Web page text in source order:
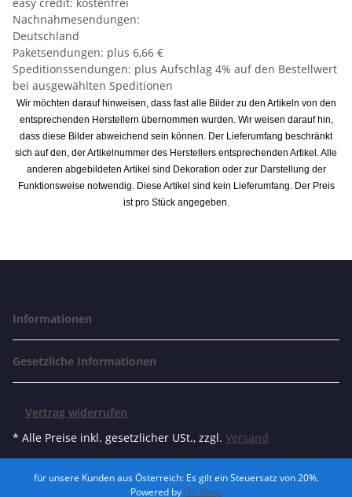
Nachnahmesendungen:
Deutschland
Paketsendungen: plus 6,66 €
Speditionssendungen: plus Aufschlag 4% auf den Bestellwert
bei ausgewählten Speditionen
Wir möchten darauf hinweisen, dass fast alle Bilder zu den Artikeln von den
entsprechenden Herstellern übernommen wurden. Wir weisen darauf hin,
dass diese Bilder abweichend sein können. Der Lieferumfang beschränkt
sich auf den, der Artikelnummer des Herstellers entsprechenden Artikel. Alle
anderen abgebildeten Artikel sind Dekoration oder zur Darstellung der
Funktionsweise notwendig. Diese Artikel sind kein Lieferumfang. Der Preis
ist pro Stück angegeben.
Informationen
Gesetzliche Informationen
Vertrag widerrufen
* Alle Preise inkl. gesetzlicher USt., zzgl. Versand
für unsere Kunden aus Österreich: Es gilt ein Steuersatz von 20%.
Powered by JTL-Shop